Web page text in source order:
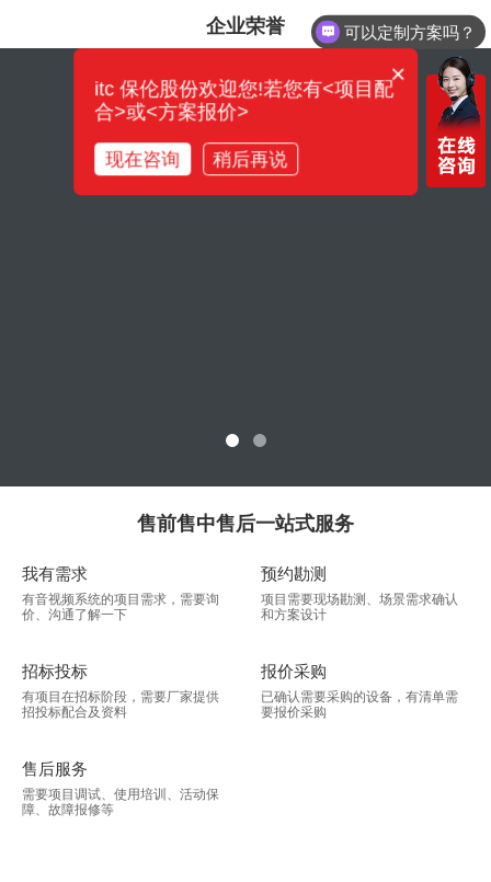
金砖峰会
企业荣誉
售前售中售后一站式服务
我有需求
有音视频系统的项目需求，需要询
价、沟通了解一下
预约勘测
项目需要现场勘测、场景需求确认
和方案设计
招标投标
有项目在招标阶段，需要厂家提供
招投标配合及资料
报价采购
已确认需要采购的设备，有清单需
要报价采购
售后服务
需要项目调试、使用培训、活动保
障、故障报修等
可以定制方案吗？
你们电话多少？
×
itc 保伦股份欢迎您!若您有<项目配
合>或<方案报价>
现在咨询 稍后再说